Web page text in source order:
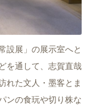
設展」の展示室へと
を通して、志賀直哉
れた文人・墨客とま
ンの食玩や切り株な